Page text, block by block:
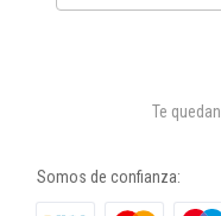
Te quedan
Somos de confianza: